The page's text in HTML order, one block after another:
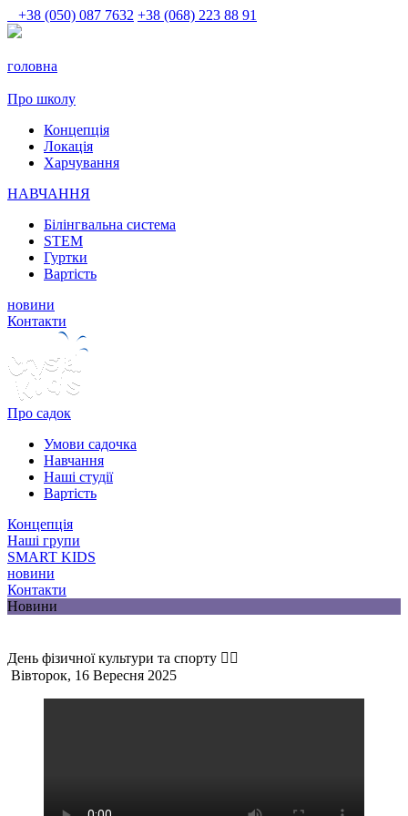
+38 (050) 087 7632 +38 (068) 223 88 91
головна
Про школу
Концепція
Локація
Харчування
НАВЧАННЯ
Білінгвальна система
STEM
Гуртки
Вартість
новини
Контакти
Про садок
Умови садочка
Навчання
Наші студії
Вартість
Концепція
Наші групи
SMART KIDS
новини
Контакти
Новини
День фізичної культури та спорту 🏃‍♀️
Вівторок, 16 Вересня 2025